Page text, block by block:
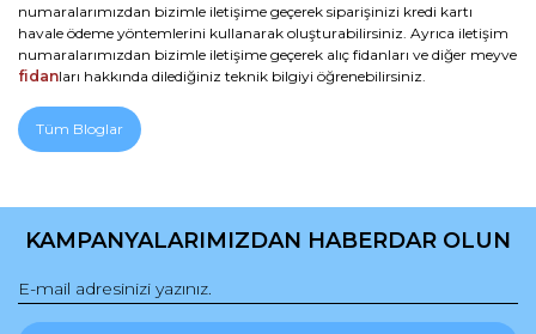
numaralarımızdan bizimle iletişime geçerek siparişinizi kredi kartı
havale ödeme yöntemlerini kullanarak oluşturabilirsiniz. Ayrıca iletişim
numaralarımızdan bizimle iletişime geçerek alıç fidanları ve diğer meyve
fidanları hakkında dilediğiniz teknik bilgiyi öğrenebilirsiniz.
Tüm Bloglar
KAMPANYALARIMIZDAN HABERDAR OLUN